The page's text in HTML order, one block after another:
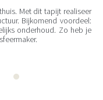
Met dit tapijt realiseer
Bijkomend voordeel:
onderhoud. Zo heb je